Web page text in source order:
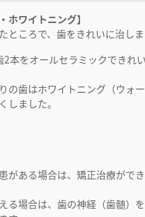
ホワイトニング】
ところで、歯をきれいに治しま
2本をオールセラミックできれ
の歯はホワイトニング（ウォ
しました。
がある場合は、矯正治療がで
る場合は、歯の神経（歯髄）